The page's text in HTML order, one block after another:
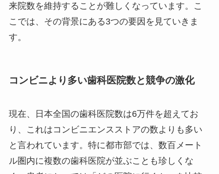
来院数を維持することが難しくなっています。こ
こでは、その背景にある3つの要因を見ていきま
す。
コンビニより多い歯科医院数と競争の激化
現在、日本全国の歯科医院数は6万件を超えてお
り、これはコンビニエンスストアの数よりも多い
と言われています。特に都市部では、数百メート
ル圏内に複数の歯科医院が並ぶことも珍しくな